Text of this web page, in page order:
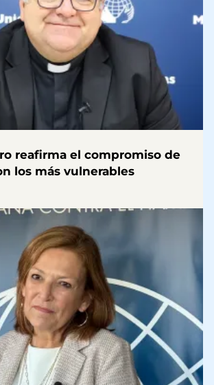
reafirma el compromiso de
los más vulnerables